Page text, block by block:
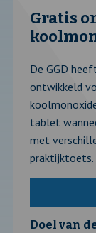
Gratis
De GGD
ontwikkeld
tablet
met
praktijktoets.
Doel van